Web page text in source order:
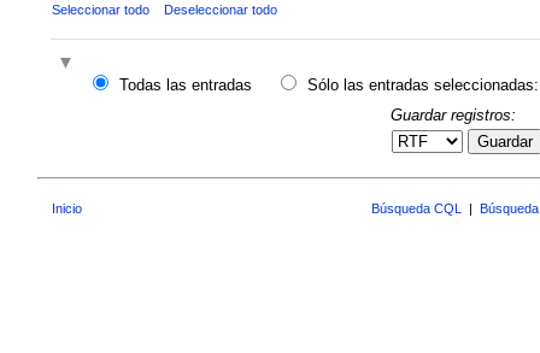
Seleccionar todo Deseleccionar todo
Todas las entradas
Sólo las entradas seleccionadas:
Guardar registros:
Guardar
Inicio Búsqueda CQL